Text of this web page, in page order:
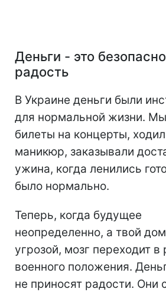
Деньги - это
радость
В Украине деньги были
для нормальной жизни.
билеты на концерты,
маникюр, заказывали
ужина, когда ленились
было нормально.
Теперь, когда будущее
неопределенно, а твой
угрозой, мозг переходит
военного положения.
не приносят радости. Они